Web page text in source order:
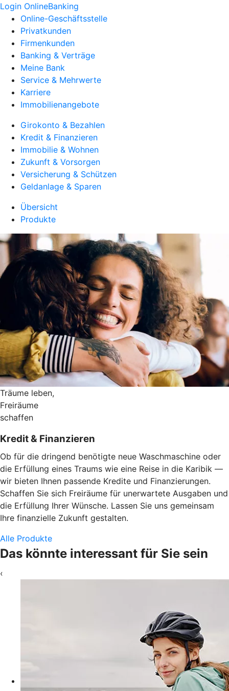
Login OnlineBanking
Online-Geschäftsstelle
Privatkunden
Firmenkunden
Banking & Verträge
Meine Bank
Service & Mehrwerte
Karriere
Immobilienangebote
Girokonto & Bezahlen
Kredit & Finanzieren
Immobilie & Wohnen
Zukunft & Vorsorgen
Versicherung & Schützen
Geldanlage & Sparen
Übersicht
Produkte
Träume leben,
Freiräume
schaffen
Kredit & Finanzieren
Ob für die dringend benötigte neue Waschmaschine oder
die Erfüllung eines Traums wie eine Reise in die Karibik —
wir bieten Ihnen passende Kredite und Finanzierungen.
Schaffen Sie sich Freiräume für unerwartete Ausgaben und
die Erfüllung Ihrer Wünsche. Lassen Sie uns gemeinsam
Ihre finanzielle Zukunft gestalten.
Alle Produkte
Das könnte interessant für Sie sein
‹